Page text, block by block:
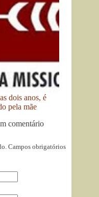
dois anos, é
pela mãe
comentário
Campos obrigatórios